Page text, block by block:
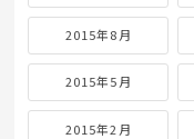
2015年8月
2015年5月
2015年2月